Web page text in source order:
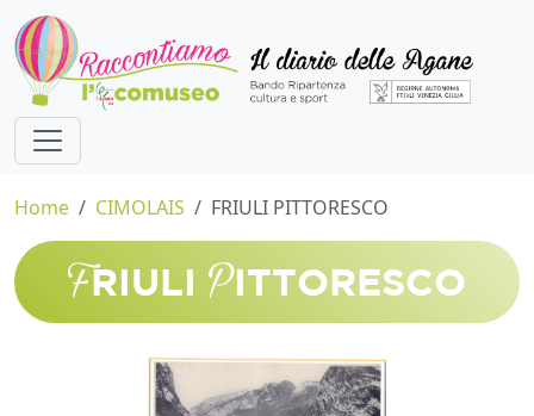
Home CIMOLAIS FRIULI PITTORESCO
F RIULI PITTORESCO